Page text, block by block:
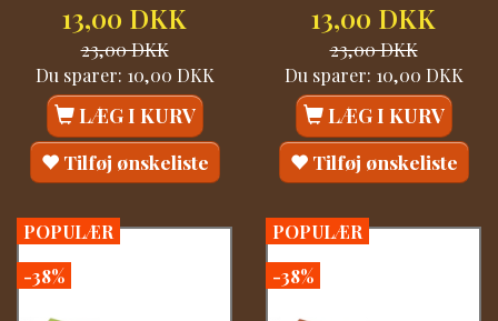
13,00 DKK
23,00 DKK
Du sparer: 10,00 DKK
LÆG I KURV
Tilføj ønskeliste
13,00 DKK
23,00 DKK
Du sparer: 10,00 DKK
LÆG I KURV
Tilføj ønskeliste
POPULÆR
-38%
POPULÆR
-38%